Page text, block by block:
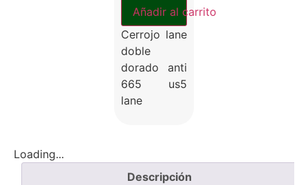
Añadir al carrito
Cerrojo lane
doble
dorado anti
665 us5
lane
Loading...
Descripción